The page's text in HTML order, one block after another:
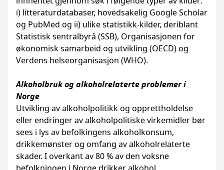
i) litteraturdatabaser, hovedsakelig Google Scholar
og PubMed og ii) ulike statistikk-kilder, deriblant
Statistisk sentralbyrå (SSB), Organisasjonen for
økonomisk samarbeid og utvikling (OECD) og
Verdens helseorganisasjon (WHO).
Alkoholbruk og alkoholrelaterte problemer i
Norge
Utvikling av alkoholpolitikk og opprettholdelse
eller endringer av alkoholpolitiske virkemidler bør
sees i lys av befolkingens alkoholkonsum,
drikkemønster og omfang av alkoholrelaterte
skader. I overkant av 80 % av den voksne